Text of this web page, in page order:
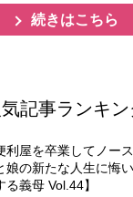
続きはこちら
気記事ランキ
利屋を卒業してノー
娘の新たな人生に悔
る義母 Vol.44】